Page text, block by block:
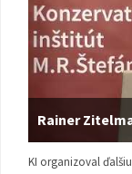
Rainer
KI organizoval